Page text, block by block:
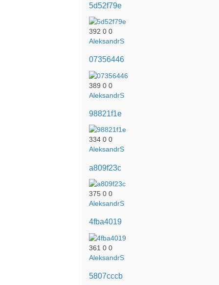
5d52f79e
392 0 0
AleksandrS
07356446
389 0 0
AleksandrS
98821f1e
334 0 0
AleksandrS
a809f23c
375 0 0
AleksandrS
4fba4019
361 0 0
AleksandrS
5807cccb